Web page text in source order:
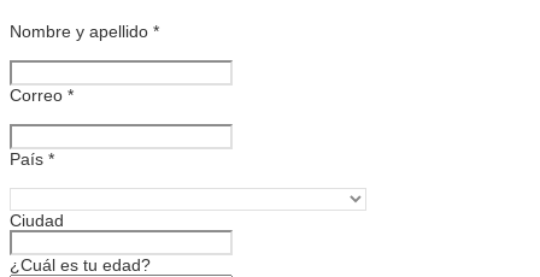
Nombre y apellido *
Correo *
País *
Ciudad
¿Cuál es tu edad?